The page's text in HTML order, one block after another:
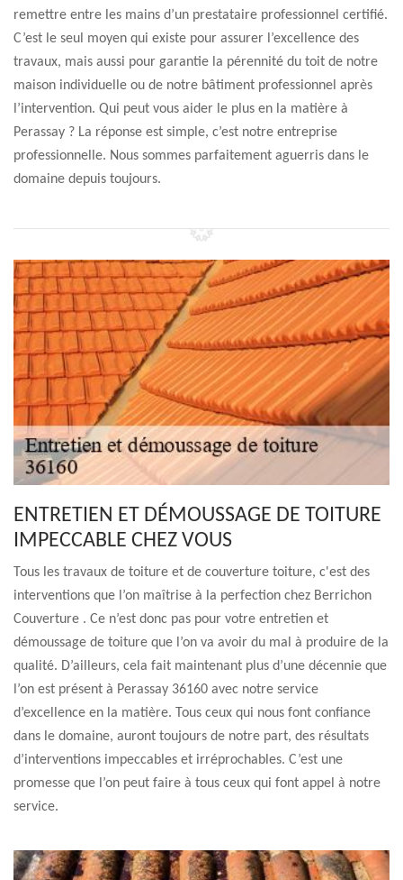
remettre entre les mains d’un prestataire professionnel certifié.
C’est le seul moyen qui existe pour assurer l’excellence des
travaux, mais aussi pour garantie la pérennité du toit de notre
maison individuelle ou de notre bâtiment professionnel après
l’intervention. Qui peut vous aider le plus en la matière à
Perassay ? La réponse est simple, c’est notre entreprise
professionnelle. Nous sommes parfaitement aguerris dans le
domaine depuis toujours.
ENTRETIEN ET DÉMOUSSAGE DE TOITURE
IMPECCABLE CHEZ VOUS
Tous les travaux de toiture et de couverture toiture, c'est des
interventions que l’on maîtrise à la perfection chez Berrichon
Couverture . Ce n’est donc pas pour votre entretien et
démoussage de toiture que l’on va avoir du mal à produire de la
qualité. D’ailleurs, cela fait maintenant plus d’une décennie que
l’on est présent à Perassay 36160 avec notre service
d’excellence en la matière. Tous ceux qui nous font confiance
dans le domaine, auront toujours de notre part, des résultats
d’interventions impeccables et irréprochables. C’est une
promesse que l’on peut faire à tous ceux qui font appel à notre
service.